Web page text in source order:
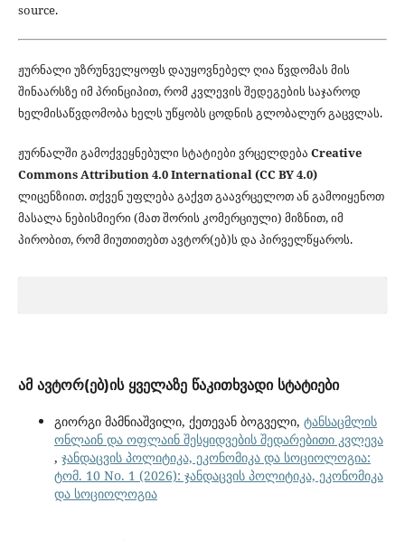
source.
ჟურნალი უზრუნველყოფს დაუყოვნებელ ღია წვდომას მის
შინაარსზე იმ პრინციპით, რომ კვლევის შედეგების საჯაროდ
ხელმისაწვდომობა ხელს უწყობს ცოდნის გლობალურ გაცვლას.
ჟურნალში გამოქვეყნებული სტატიები ვრცელდება Creative
Commons Attribution 4.0 International (CC BY 4.0)
ლიცენზიით. თქვენ უფლება გაქვთ გაავრცელოთ ან გამოიყენოთ
მასალა ნებისმიერი (მათ შორის კომერციული) მიზნით, იმ
პირობით, რომ მიუთითებთ ავტორ(ებ)ს და პირველწყაროს.
ამ ავტორ(ებ)ის ყველაზე წაკითხვადი სტატიები
გიორგი მამნიაშვილი, ქეთევან ბოგველი, ტანსაცმლის
ონლაინ და ოფლაინ შესყიდვების შედარებითი კვლევა
, ჯანდაცვის პოლიტიკა, ეკონომიკა და სოციოლოგია:
ტომ. 10 No. 1 (2026): ჯანდაცვის პოლიტიკა, ეკონომიკა
და სოციოლოგია